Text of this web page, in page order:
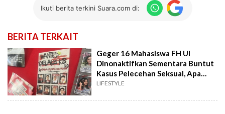
Ikuti berita terkini Suara.com di:
BERITA TERKAIT
Geger 16 Mahasiswa FH UI
Dinonaktifkan Sementara Buntut
Kasus Pelecehan Seksual, Apa
Efeknya?
LIFESTYLE